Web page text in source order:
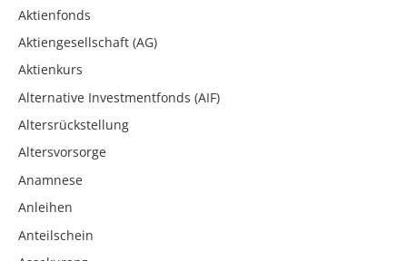
Aktienfonds
Aktiengesellschaft (AG)
Aktienkurs
Alternative Investmentfonds (AIF)
Altersrückstellung
Altersvorsorge
Anamnese
Anleihen
Anteilschein